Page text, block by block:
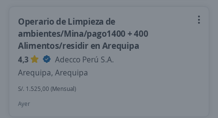
Operario de Limpieza de
ambientes/Mina/pago1400 + 400
Alimentos/residir en Arequipa
4,3
Adecco Perú S.A.
Arequipa, Arequipa
S/. 1.525,00 (Mensual)
Ayer